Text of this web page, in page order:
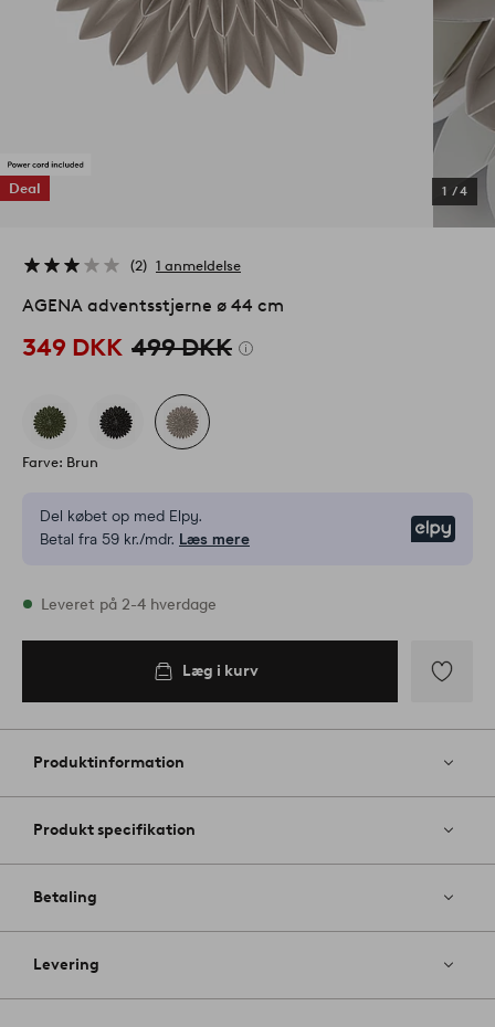
Deal 1 /4
2 1 anmeldelse
AGENA adventsstjerne ø 44 cm
349 DKK 499 DKK
Farve: Brun
Del købet op med Elpy.
Betal fra 59 kr./mdr. Læs mere
På lager
Leveret på 2-4 hverdage
Læg i kurv
til
Produktinformation
Produkt specifikation
Betaling
Levering